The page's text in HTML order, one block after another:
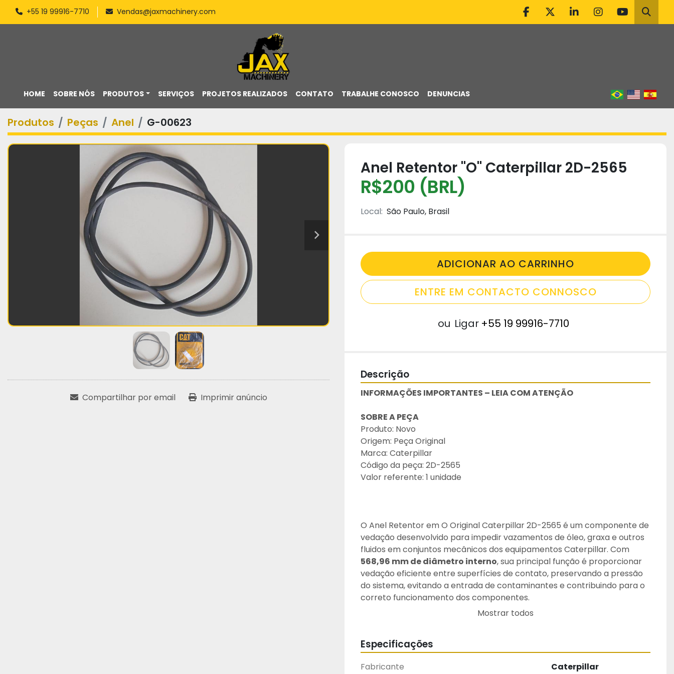
+55 19 99916-7710 Vendas@jaxmachinery.com
facebook
twitterlinkedininstagram
youtube
HOME PRODUTOS
SOBRE NÓS SERVIÇOS PROJETOS REALIZADOS CONTATO TRABALHE CONOSCO DENUNCIAS
Produtos Peças Anel G-00623
Compartilhar por email Imprimir anúncio
Anel Retentor "O" Caterpillar 2D-2565
R$200 (BRL)
Local: São Paulo, Brasil
ADICIONAR AO CARRINHO
ENTRE EM CONTACTO CONNOSCO
ou Ligar +55 19 99916-7710
Descrição
INFORMAÇÕES IMPORTANTES – LEIA COM ATENÇÃO
SOBRE A PEÇA
Produto: Novo
Origem: Peça Original
Marca: Caterpillar
Código da peça: 2D-2565
Valor referente: 1 unidade
O Anel Retentor em O Original Caterpillar 2D-2565 é um componente de
vedação desenvolvido para impedir vazamentos de óleo, graxa e outros
568,96 mm de diâmetro interno, sua principal função é proporcionar
vedação eficiente entre superfícies de contato, preservando a pressão
do sistema, evitando a entrada de contaminantes e contribuindo para o
correto funcionamento dos componentes.
Fabricado conforme os rigorosos padrões de engenharia Caterpillar, o
agentes químicos e óleos lubrificantes. Seu projeto garante encaixe
aplicações severas.
Mostrar todos
Especificações
Fabricante
Caterpillar